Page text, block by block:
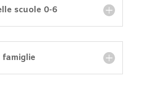
scuole 0-6
famiglie